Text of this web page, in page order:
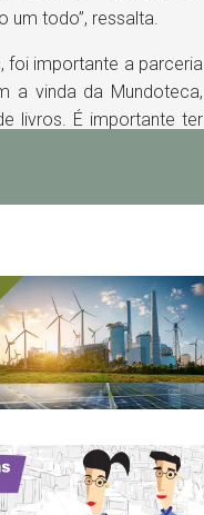
um todo”, ressalta.
foi importante a parceria
a vinda da Mundoteca,
livros. É importante ter
inaugurou o Complexo
do Sul. Com isso,
regional na cadeia de
tem capacidade para
de produtos como
tecidos, adesivos e
BASF.